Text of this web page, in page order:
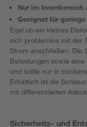
Nur im Innenbereich
Geeignet für
Egal ob ein kleines
sich problemlos mit der
Strom anschließen. Die
Belastungen sowie
und sollte nur in
Erhältlich ist die
mit differenzierten
Sicherheits- und